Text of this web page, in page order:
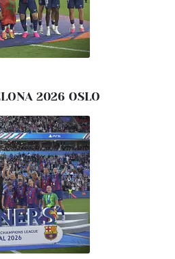
2026 OSLO